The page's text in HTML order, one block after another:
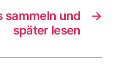
→
sammeln und
später lesen